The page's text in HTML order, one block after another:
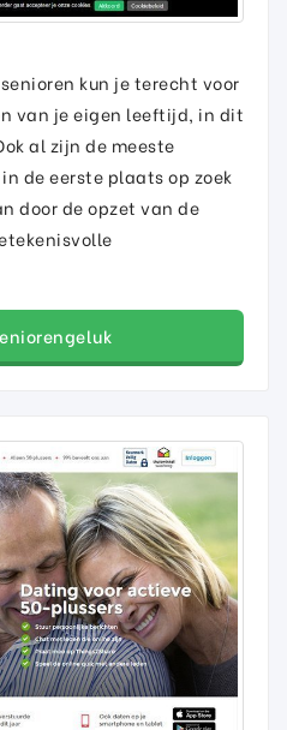
kun je terecht voor
van je eigen leeftijd, in dit
al zijn de meeste
de eerste plaats op zoek
door de opzet van de